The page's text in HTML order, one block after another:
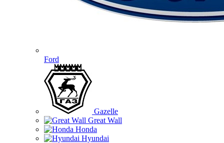
Ford
Gazelle
Great Wall
Honda
Hyundai